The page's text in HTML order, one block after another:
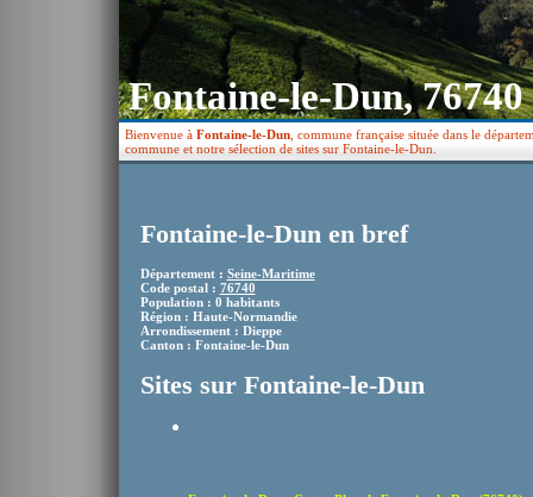
Fontaine-le-Dun, 76740
Bienvenue à Fontaine-le-Dun , commune française située dans le
commune et notre sélection de sites sur Fontaine-le-Dun.
Fontaine-le-Dun en bref
Département : Seine-Maritime
Code postal : 76740
Population : 0 habitants
Région : Haute-Normandie
Arrondissement : Dieppe
Canton : Fontaine-le-Dun
Sites sur Fontaine-le-Dun